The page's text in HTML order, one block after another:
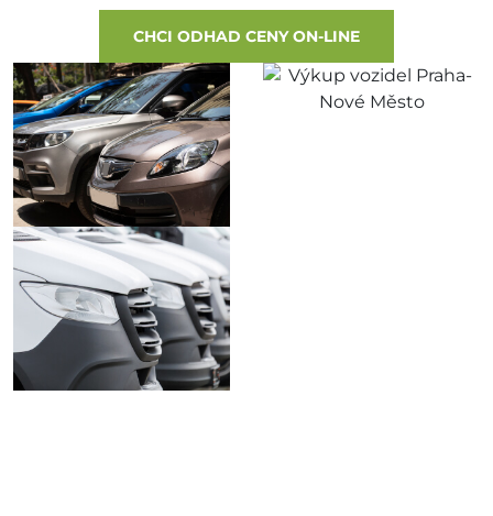
CHCI ODHAD CENY ON-LINE